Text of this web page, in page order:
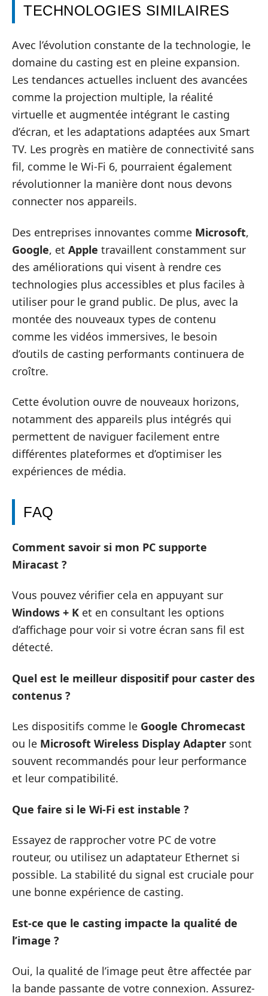
TECHNOLOGIES SIMILAIRES
Avec l’évolution constante de la technologie, le
domaine du casting est en pleine expansion.
Les tendances actuelles incluent des avancées
comme la projection multiple, la réalité
virtuelle et augmentée intégrant le casting
d’écran, et les adaptations adaptées aux Smart
TV. Les progrès en matière de connectivité sans
fil, comme le Wi-Fi 6, pourraient également
révolutionner la manière dont nous devons
connecter nos appareils.
Des entreprises innovantes comme Microsoft,
Google, et Apple travaillent constamment sur
des améliorations qui visent à rendre ces
technologies plus accessibles et plus faciles à
utiliser pour le grand public. De plus, avec la
montée des nouveaux types de contenu
comme les vidéos immersives, le besoin
d’outils de casting performants continuera de
croître.
Cette évolution ouvre de nouveaux horizons,
notamment des appareils plus intégrés qui
permettent de naviguer facilement entre
différentes plateformes et d’optimiser les
expériences de média.
FAQ
Comment savoir si mon PC supporte
Miracast ?
Vous pouvez vérifier cela en appuyant sur
Windows + K et en consultant les options
d’affichage pour voir si votre écran sans fil est
détecté.
Quel est le meilleur dispositif pour caster des
contenus ?
Les dispositifs comme le Google Chromecast
ou le Microsoft Wireless Display Adapter sont
souvent recommandés pour leur performance
et leur compatibilité.
Que faire si le Wi-Fi est instable ?
Essayez de rapprocher votre PC de votre
routeur, ou utilisez un adaptateur Ethernet si
possible. La stabilité du signal est cruciale pour
une bonne expérience de casting.
Est-ce que le casting impacte la qualité de
l’image ?
Oui, la qualité de l’image peut être affectée par
la bande passante de votre connexion. Assurez-